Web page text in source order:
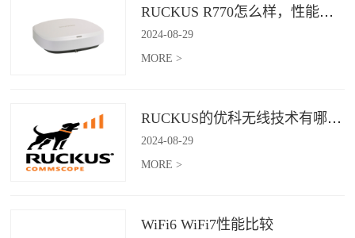
RUCKUS R770怎么样，性能怎么样，好用吗？
2024-08-29
MORE >
RUCKUS的优科无线技术有哪些优缺点？
2024-08-29
MORE >
WiFi6 WiFi7性能比较